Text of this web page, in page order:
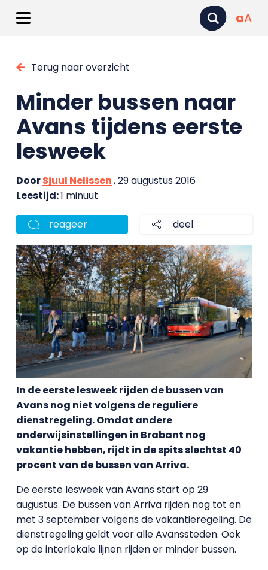
aA
Terug naar overzicht
Minder bussen naar
Avans tijdens eerste
lesweek
DoorSjuul Nelissen, 29 augustus 2016
Leestijd:1 minuut
reageer deel
In de eerste lesweek rijden de bussen van
Avans nog niet volgens de reguliere
dienstregeling. Omdat andere
onderwijsinstellingen in Brabant nog
vakantie hebben, rijdt in de spits slechtst 40
procent van de bussen van Arriva.
De eerste lesweek van Avans start op 29
augustus. De bussen van Arriva rijden nog tot en
met 3 september volgens de vakantieregeling. De
dienstregeling geldt voor alle Avanssteden. Ook
op de interlokale lijnen rijden er minder bussen.